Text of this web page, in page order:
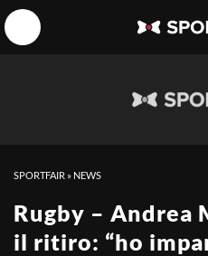
SPORTFAIR » NEWS
Rugby – Andrea
il ritiro: “ho